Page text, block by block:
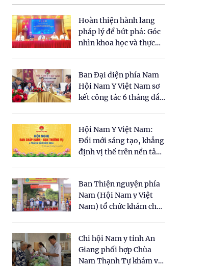
Hoàn thiện hành lang
pháp lý để bứt phá: Góc
nhìn khoa học và thực
cho Luật Y dược cổ
truyền Việt Nam"
Ban Đại diện phía Nam
Hội Nam Y Việt Nam sơ
kết công tác 6 tháng đầu
Hội Nam Y Việt Nam:
Đổi mới sáng tạo, khẳng
định vị thế trên nền tảng
Ban Thiện nguyện phía
Nam (Hội Nam y Việt
Nam) tổ chức khám chữa
dân tại xã Tân Tập
Chi hội Nam y tỉnh An
Giang phối hợp Chùa
Nam Thạnh Tự khám và